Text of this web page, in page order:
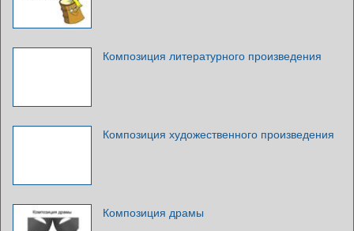
Композиция литературного произведения
Композиция художественного произведения
Композиция драмы